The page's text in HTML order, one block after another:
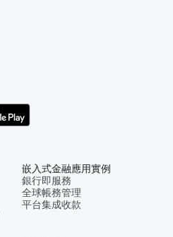
嵌入式金融應用實例
銀行即服務
全球帳務管理
平台集成收款